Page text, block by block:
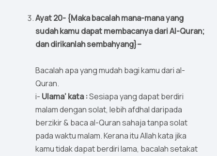
Ayat 20- {Maka bacalah mana-mana yang
sudah kamu dapat membacanya dari Al-Quran;
dan dirikanlah sembahyang}–
Bacalah apa yang mudah bagi kamu dari al-
Quran.
i- Ulama’ kata :Sesiapa yang dapat berdiri
malam dengan solat, lebih afdhal daripada
berzikir & baca al-Quran sahaja tanpa solat
pada waktu malam. Kerana itu Allah kata jika
kamu tidak dapat berdiri lama, bacalah setakat